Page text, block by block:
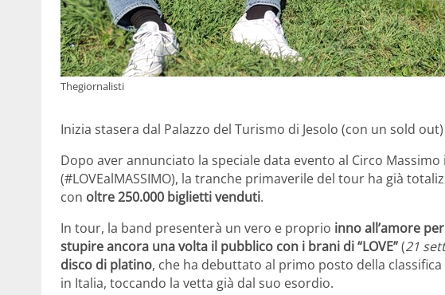
Thegiornalisti
Inizia stasera dal Palazzo del Turismo di Jesolo (con un sold
Dopo aver annunciato la speciale data evento al Circo
(#LOVEalMASSIMO), la tranche primaverile del tour ha già
con oltre 250.000 biglietti venduti.
In tour, la band presenterà un vero e proprio inno all’amore
stupire ancora una volta il pubblico con i brani di “LOVE”(21
disco di platino, che ha debuttato al primo posto della
in Italia, toccando la vetta già dal suo esordio.